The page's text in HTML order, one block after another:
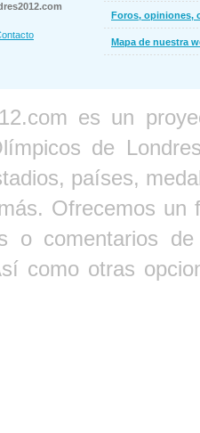
Foros, opiniones,
Mapa de nuestra
es un
de
países,
Ofrecemos un
o comentarios
como otras